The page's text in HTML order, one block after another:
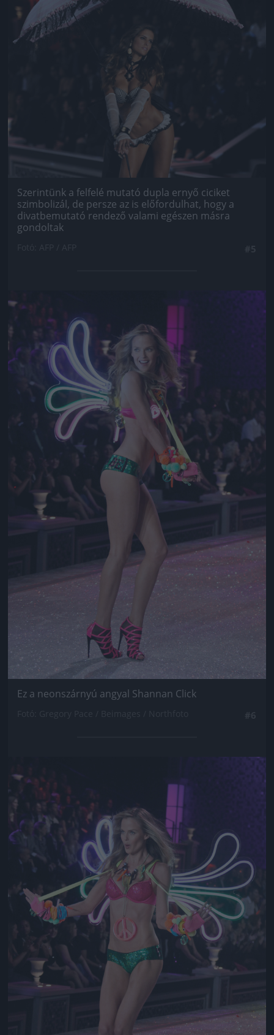
Szerintünk a felfelé mutató dupla ernyő ciciket
szimbolizál, de persze az is előfordulhat, hogy a
divatbemutató rendező valami egészen másra
gondoltak
Jön még kép!
Ez a neonszárnyú angyal Shannan Click